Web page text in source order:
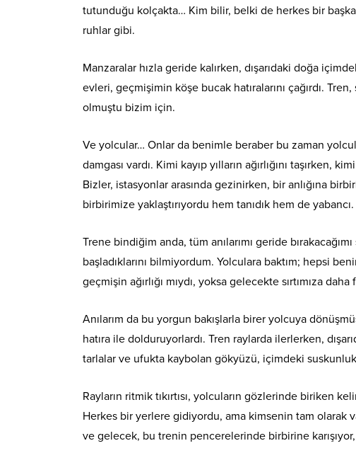
tutunduğu kolçakta… Kim bilir, belki de herkes bir
ruhlar gibi.
Manzaralar hızla geride kalırken, dışarıdaki doğa
evleri, geçmişimin köşe bucak hatıralarını çağırdı.
olmuştu bizim için.
Ve yolcular… Onlar da benimle beraber bu zaman
damgası vardı. Kimi kayıp yılların ağırlığını taşırken,
Bizler, istasyonlar arasında gezinirken, bir anlığına
birbirimize yaklaştırıyordu hem tanıdık hem de yabancı.
Trene bindiğim anda, tüm anılarımı geride
başladıklarını bilmiyordum. Yolculara baktım; hepsi
geçmişin ağırlığı mıydı, yoksa gelecekte sırtımıza
Anılarım da bu yorgun bakışlarla birer yolcuya
hatıra ile dolduruyorlardı. Tren raylarda ilerlerken,
tarlalar ve ufukta kaybolan gökyüzü, içimdeki
Rayların ritmik tıkırtısı, yolcuların gözlerinde biriken
Herkes bir yerlere gidiyordu, ama kimsenin tam olarak
ve gelecek, bu trenin pencerelerinde birbirine